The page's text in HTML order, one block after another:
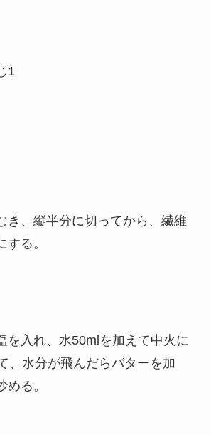
1
、縦半分に切ってから、繊維
る。
入れ、水50mlを加えて中火に
、水分が飛んだらバターを加
める。